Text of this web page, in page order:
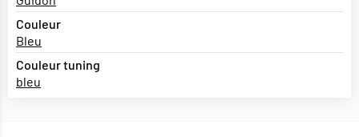
Couleur
Bleu
Couleur tuning
bleu